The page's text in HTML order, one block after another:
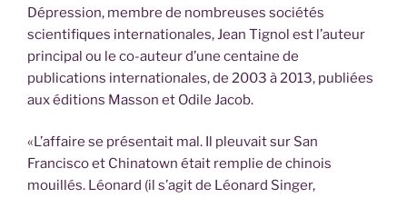
Dépression, membre de nombreuses sociétés
scientifiques internationales, Jean Tignol est l’auteur
principal ou le co-auteur d’une centaine de
publications internationales, de 2003 à 2013, publiées
aux éditions Masson et Odile Jacob.
«L’affaire se présentait mal. Il pleuvait sur San
Francisco et Chinatown était remplie de chinois
mouillés. Léonard (il s’agit de Léonard Singer,